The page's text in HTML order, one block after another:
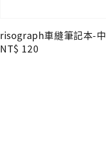
risograph車縫筆記本-中
Regular
NT$ 120